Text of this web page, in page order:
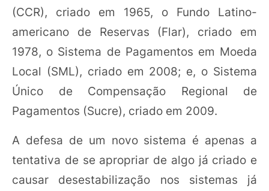
(CCR), criado em 1965, o Fundo Latino-
americano de Reservas (Flar), criado em
1978, o Sistema de Pagamentos em Moeda
Local (SML), criado em 2008; e, o Sistema
Único de Compensação Regional de
Pagamentos (Sucre), criado em 2009.
A defesa de um novo sistema é apenas a
tentativa de se apropriar de algo já criado e
causar desestabilização nos sistemas já